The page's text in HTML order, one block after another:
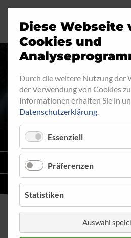
VARIO
STAHLFLEX -LEITUNGSKITS
EINZELLEITUNGEN
Diese Webseite
Cookies und
Durch die weitere Nutzung der
der Verwendung von Cookies
Informationen erhalten Sie in
Datenschutzerklärung.
Essenziell
Präferenzen
Statistiken
Auswahl
Motorrad
Industrie
Automobil
Fahrrad
Ringfitting
Aussengewinde
Innengewinde
Hohlschrauben
Verteiler
Katalog
Jobs